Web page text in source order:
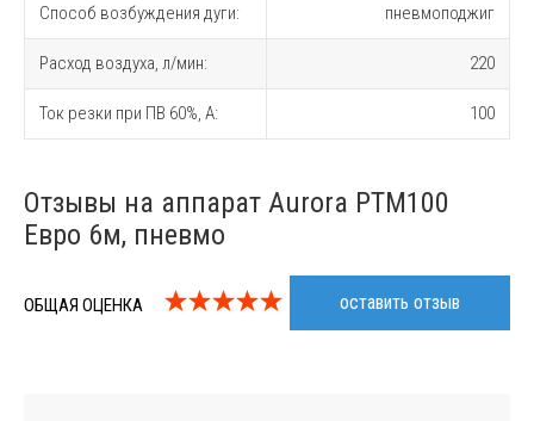
Способ возбуждения дуги: пневмоподжиг
Расход воздуха, л/мин: 220
Ток резки при ПВ 60%, A: 100
Отзывы на аппарат Aurora PTM100
Евро 6м, пневмо
ОБЩАЯ ОЦЕНКА оставить отзыв